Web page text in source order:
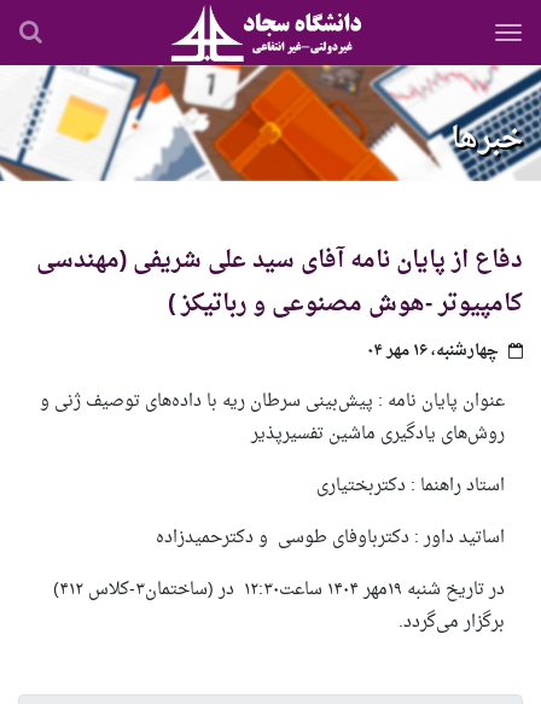
رفتن
محتوای
اصلی
خبرها
دفاع از پایان نامه آفای سید علی شریفی (مهندسی
کامپیوتر -هوش مصنوعی و رباتیکز )
چهارشنبه، ۱۶ مهر ۰۴
عنوان پایان نامه : پیش‌بینی سرطان ریه با داده‌های توصیف ژنی و
روش‌های یادگیری ماشین تفسیرپذیر
استاد راهنما : دکتربختیاری
اساتید داور : دکترباوفای طوسی و دکترحمیدزاده
در تاریخ شنبه ۱۹مهر ۱۴۰۴ ساعت۱۲:۳۰ در (ساختمان۳-کلاس ۴۱۲)
برگزار می‌گردد.